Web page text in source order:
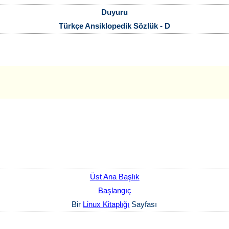
Duyuru
Türkçe Ansiklopedik Sözlük - D
Üst Ana Başlık
Başlangıç
Bir Linux Kitaplığı Sayfası